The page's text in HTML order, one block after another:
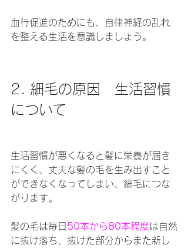
血行促進のためにも、自律神経の乱れ
を整える生活を意識しましょう。
2. 細毛の原因　生活習慣
について
生活習慣が悪くなると髪に栄養が届き
にくく、丈夫な髪の毛を生み出すこと
ができなくなってしまい、細毛につな
がります。
髪の毛は毎日 50本から80本程度は自然
に抜け落ち、抜けた部分からまた新し